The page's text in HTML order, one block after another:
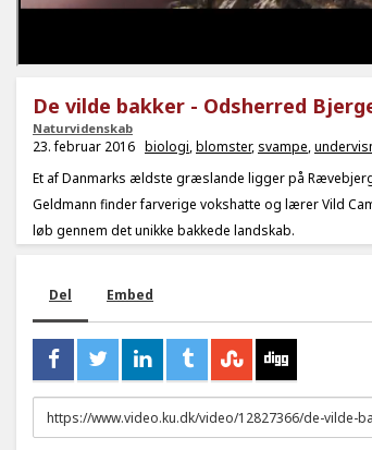
De vilde bakker - Odsherred
Naturvidenskab
23. februar 2016 biologi,blomster, svampe,
Et af Danmarks ældste græslande ligger på
Geldmann finder farverige vokshatte og lærer Vild
løb gennem det unikke bakkede landskab.
Del Embed
URL
to